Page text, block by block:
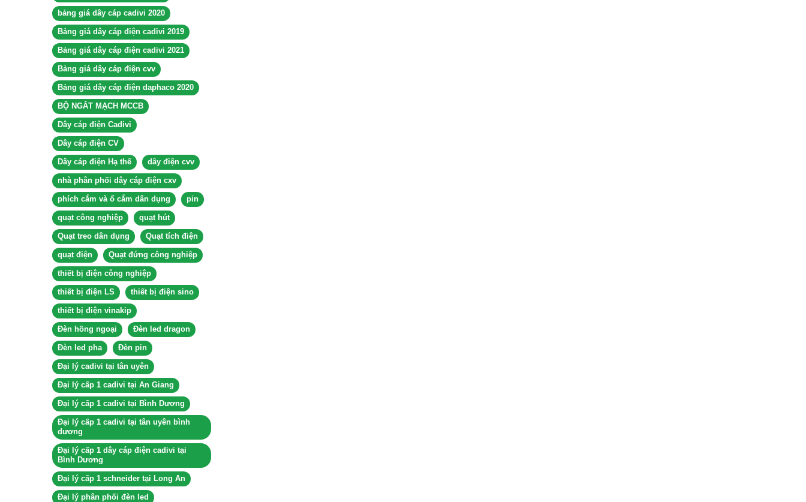
bảng giá dây cáp cadivi 2020
Bảng giá dây cáp điện cadivi 2019
Bảng giá dây cáp điện cadivi 2021
Bảng giá dây cáp điện cvv
Bảng giá dây cáp điện daphaco 2020
BỘ NGẮT MẠCH MCCB
Dây cáp điện Cadivi
Dây cáp điện CV
Dây cáp điện Hạ thế dây điện cvv
nhà phân phối dây cáp điện cxv
phích cắm và ổ cắm dân dụng pin
quạt công nghiệp quạt hút
Quạt treo dân dụng Quạt tích điện
quạt điện Quạt đứng công nghiệp
thiết bị điện công nghiệp
thiết bị điện LS thiết bị điện sino
thiết bị điện vinakip
Đèn hồng ngoại Đèn led dragon
Đèn led pha Đèn pin
Đại lý cadivi tại tân uyên
Đại lý cấp 1 cadivi tại An Giang
Đại lý cấp 1 cadivi tại Bình Dương
Đại lý cấp 1 cadivi tại tân uyên bình
dương
Đại lý cấp 1 dây cáp điện cadivi tại
Bình Dương
Đại lý cấp 1 schneider tại Long An
Đại lý phân phối đèn led